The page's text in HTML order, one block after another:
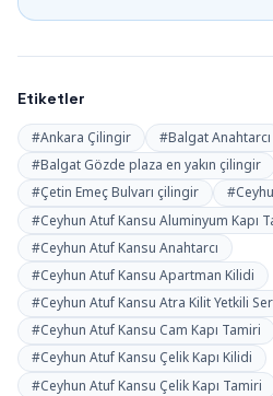
Etiketler
#Ankara Çilingir #Balgat Anahtarcı
#Balgat Gözde plaza en yakın çilingir
#Çetin Emeç Bulvarı çilingir
#Ceyhun Atuf Kansu Aluminyum Kapı
#Ceyhun Atuf Kansu Anahtarcı
#Ceyhun Atuf Kansu Apartman Kilidi
#Ceyhun Atuf Kansu Atra Kilit Yetkili
#Ceyhun Atuf Kansu Cam Kapı Tamiri
#Ceyhun Atuf Kansu Çelik Kapı Kilidi
#Ceyhun Atuf Kansu Çelik Kapı Tamiri